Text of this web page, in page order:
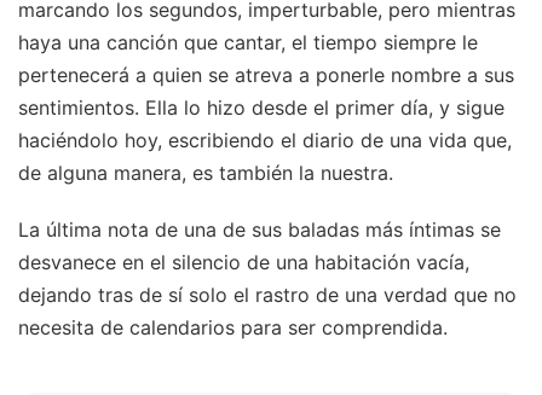
marcando los segundos, imperturbable, pero mientras
haya una canción que cantar, el tiempo siempre le
pertenecerá a quien se atreva a ponerle nombre a sus
sentimientos. Ella lo hizo desde el primer día, y sigue
haciéndolo hoy, escribiendo el diario de una vida que,
de alguna manera, es también la nuestra.
La última nota de una de sus baladas más íntimas se
desvanece en el silencio de una habitación vacía,
dejando tras de sí solo el rastro de una verdad que no
necesita de calendarios para ser comprendida.